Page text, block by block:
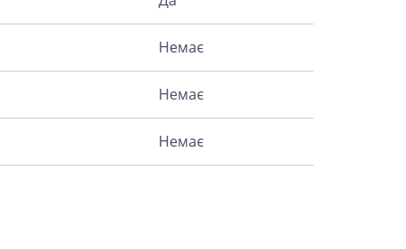
Немає
Немає
Немає